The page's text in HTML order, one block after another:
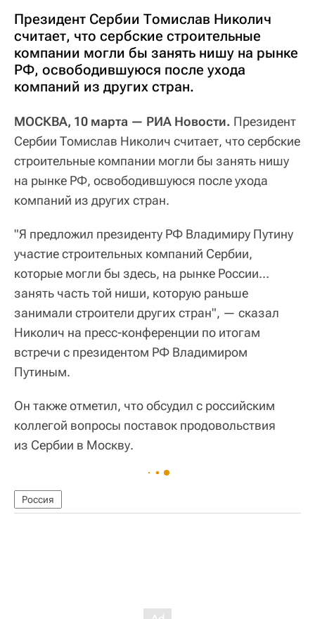
Президент Сербии Томислав Николич
считает, что сербские строительные
компании могли бы занять нишу на рынке
РФ, освободившуюся после ухода
компаний из других стран.
МОСКВА, 10 марта — РИА Новости. Президент
Сербии Томислав Николич считает, что сербские
строительные компании могли бы занять нишу
на рынке РФ, освободившуюся после ухода
компаний из других стран.
"Я предложил президенту РФ Владимиру Путину
участие строительных компаний Сербии,
которые могли бы здесь, на рынке России…
занять часть той ниши, которую раньше
занимали строители других стран", — сказал
Николич на пресс-конференции по итогам
встречи с президентом РФ Владимиром
Путиным.
Он также отметил, что обсудил с российским
коллегой вопросы поставок продовольствия
из Сербии в Москву.
Россия